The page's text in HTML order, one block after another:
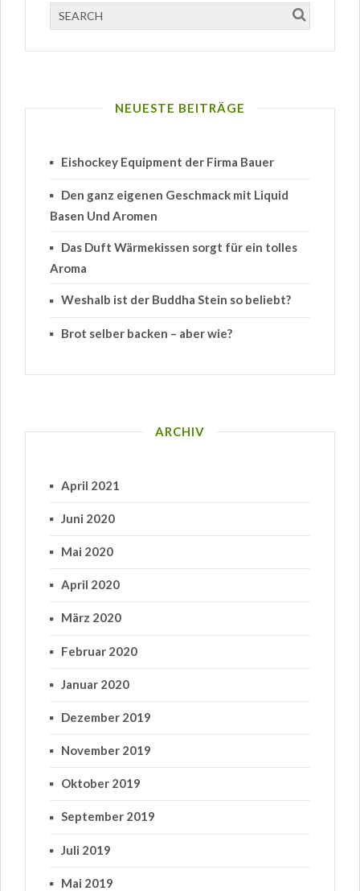
NEUESTE BEITRÄGE
Eishockey Equipment der Firma Bauer
Den ganz eigenen Geschmack mit Liquid
Basen Und Aromen
Das Duft Wärmekissen sorgt für ein tolles
Aroma
Weshalb ist der Buddha Stein so beliebt?
Brot selber backen – aber wie?
ARCHIV
April 2021
Juni 2020
Mai 2020
April 2020
März 2020
Februar 2020
Januar 2020
Dezember 2019
November 2019
Oktober 2019
September 2019
Juli 2019
Mai 2019